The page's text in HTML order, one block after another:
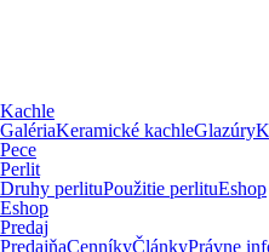
Kachle
GalériaKeramické kachleGlazúry
Pece
Perlit
Druhy perlituPoužitie perlituEshop
Eshop
Predaj
PredajňaCenníkyČlánkyPrávne